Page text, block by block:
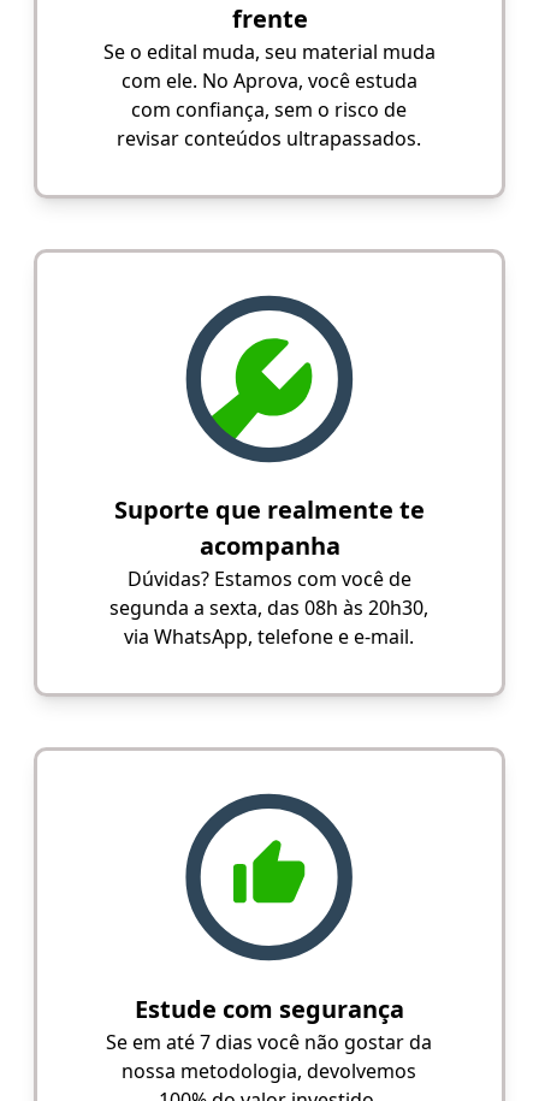
frente
Se o edital muda, seu material muda
com ele. No Aprova, você estuda
com confiança, sem o risco de
revisar conteúdos ultrapassados.
Suporte que realmente te
acompanha
Dúvidas? Estamos com você de
segunda a sexta, das 08h às 20h30,
via WhatsApp, telefone e e-mail.
Estude com segurança
Se em até 7 dias você não gostar da
nossa metodologia, devolvemos